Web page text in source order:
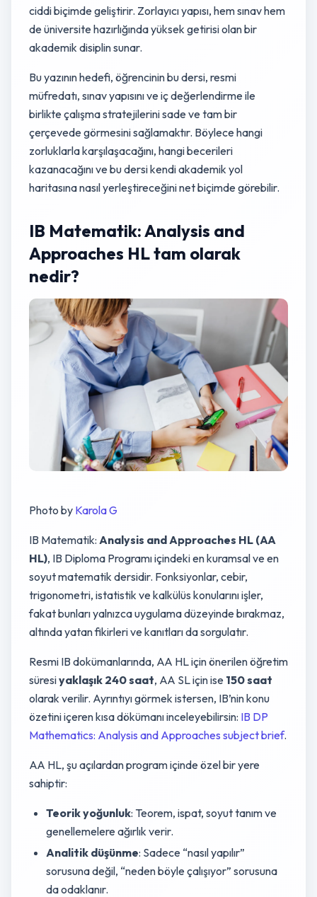
ciddi biçimde geliştirir. Zorlayıcı yapısı, hem sınav hem
de üniversite hazırlığında yüksek getirisi olan bir
akademik disiplin sunar.
Bu yazının hedefi, öğrencinin bu dersi, resmi
müfredatı, sınav yapısını ve iç değerlendirme ile
birlikte çalışma stratejilerini sade ve tam bir
çerçevede görmesini sağlamaktır. Böylece hangi
zorluklarla karşılaşacağını, hangi becerileri
kazanacağını ve bu dersi kendi akademik yol
haritasına nasıl yerleştireceğini net biçimde görebilir.
IB Matematik: Analysis and
Approaches HL tam olarak
nedir?
Photo by Karola G
IB Matematik: Analysis and Approaches HL (AA
HL), IB Diploma Programı içindeki en kuramsal ve en
soyut matematik dersidir. Fonksiyonlar, cebir,
trigonometri, istatistik ve kalkülüs konularını işler,
fakat bunları yalnızca uygulama düzeyinde bırakmaz,
altında yatan fikirleri ve kanıtları da sorgulatır.
Resmi IB dokümanlarında, AA HL için önerilen öğretim
süresiyaklaşık 240 saat, AA SL için ise 150 saat
olarak verilir. Ayrıntıyı görmek istersen, IB’nin konu
özetini içeren kısa dökümanı inceleyebilirsin: IB DP
Mathematics: Analysis and Approaches subject brief.
AA HL, şu açılardan program içinde özel bir yere
sahiptir:
Teorik yoğunluk: Teorem, ispat, soyut tanım ve
genellemelere ağırlık verir.
Analitik düşünme: Sadece “nasıl yapılır”
sorusuna değil, “neden böyle çalışıyor” sorusuna
da odaklanır.